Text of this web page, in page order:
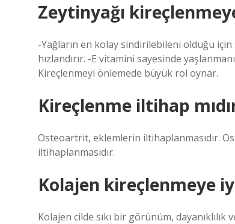
Zeytinyağı
-Yağların en kolay sindirilebileni olduğu
hızlandırır. -E vitamini sayesinde
Kireçlenmeyi önlemede büyük rol oynar.
Kireçlenme iltihap
Osteoartrit, eklemlerin iltihaplanmasıdır.
iltihaplanmasıdır.
Kolajen kireçlenmeye
Kolajen cilde sıkı bir görünüm,